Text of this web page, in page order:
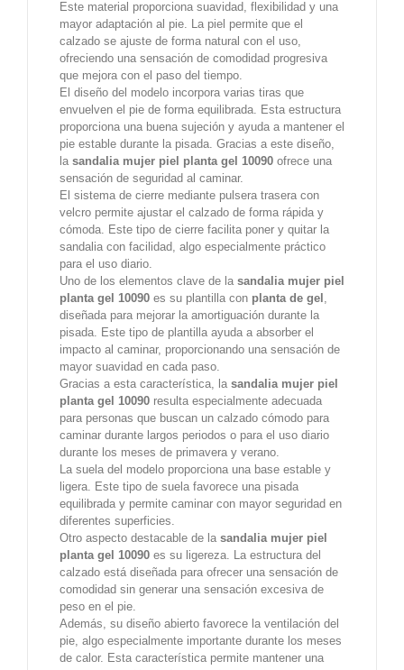
Este material proporciona suavidad, flexibilidad y una
mayor adaptación al pie. La piel permite que el
calzado se ajuste de forma natural con el uso,
ofreciendo una sensación de comodidad progresiva
que mejora con el paso del tiempo.
El diseño del modelo incorpora varias tiras que
envuelven el pie de forma equilibrada. Esta estructura
proporciona una buena sujeción y ayuda a mantener el
pie estable durante la pisada. Gracias a este diseño,
la sandalia mujer piel planta gel 10090 ofrece una
sensación de seguridad al caminar.
El sistema de cierre mediante pulsera trasera con
velcro permite ajustar el calzado de forma rápida y
cómoda. Este tipo de cierre facilita poner y quitar la
sandalia con facilidad, algo especialmente práctico
para el uso diario.
Uno de los elementos clave de la sandalia mujer piel
planta gel 10090 es su plantilla con planta de gel ,
diseñada para mejorar la amortiguación durante la
pisada. Este tipo de plantilla ayuda a absorber el
impacto al caminar, proporcionando una sensación de
mayor suavidad en cada paso.
Gracias a esta característica, la sandalia mujer piel
planta gel 10090 resulta especialmente adecuada
para personas que buscan un calzado cómodo para
caminar durante largos periodos o para el uso diario
durante los meses de primavera y verano.
La suela del modelo proporciona una base estable y
ligera. Este tipo de suela favorece una pisada
equilibrada y permite caminar con mayor seguridad en
diferentes superficies.
Otro aspecto destacable de la sandalia mujer piel
planta gel 10090 es su ligereza. La estructura del
calzado está diseñada para ofrecer una sensación de
comodidad sin generar una sensación excesiva de
peso en el pie.
Además, su diseño abierto favorece la ventilación del
pie, algo especialmente importante durante los meses
de calor. Esta característica permite mantener una